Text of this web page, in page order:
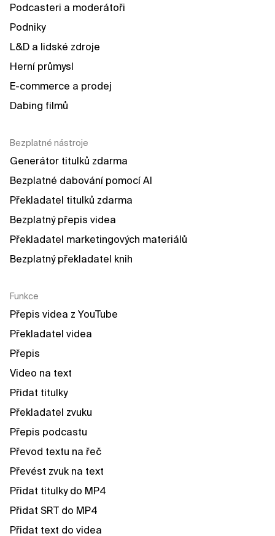
Podcasteri a moderátoři
Podniky
L&D a lidské zdroje
Herní průmysl
E-commerce a prodej
Dabing filmů
Bezplatné nástroje
Generátor titulků zdarma
Bezplatné dabování pomocí AI
Překladatel titulků zdarma
Bezplatný přepis videa
Překladatel marketingových materiálů
Bezplatný překladatel knih
Funkce
Přepis videa z YouTube
Překladatel videa
Přepis
Video na text
Přidat titulky
Překladatel zvuku
Přepis podcastu
Převod textu na řeč
Převést zvuk na text
Přidat titulky do MP4
Přidat SRT do MP4
Přidat text do videa